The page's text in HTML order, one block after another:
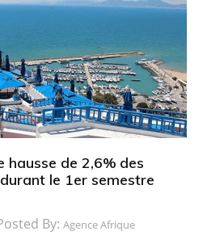
hausse de 2,6% des
le 1er semestre
By: Agence Afrique